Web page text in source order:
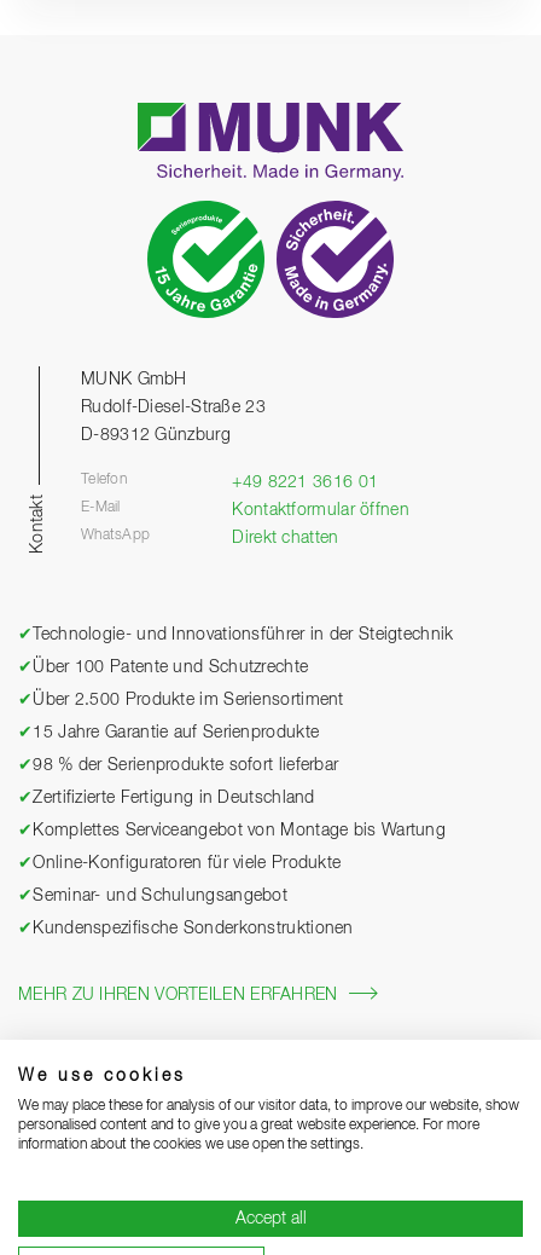
We use cookies
We may place these for analysis of our visitor data, to improve our website, show
personalised content and to give you a great website experience. For more
information about the cookies we use open the settings.
Accept all
Kontakt
MUNK GmbH
Rudolf-Diesel-Straße 23
D-89312 Günzburg
Telefon +49 8221 3616 01
E-Mail Kontaktformular öffnen
WhatsApp Direkt chatten
✔
Technologie- und Innovationsführer in der Steigtechnik
✔ Über 100 Patente und Schutzrechte
✔ Über 2.500 Produkte im Seriensortiment
✔ 15 Jahre Garantie auf Serienprodukte
✔98 % der Serienprodukte sofort lieferbar
✔Zertifizierte Fertigung in Deutschland
✔ Komplettes Serviceangebot von Montage bis Wartung
✔Online-Konfiguratoren für viele Produkte
✔Seminar- und Schulungsangebot
✔ Kundenspezifische Sonderkonstruktionen
MEHR ZU IHREN VORTEILEN ERFAHREN
Impressum Datenschutz